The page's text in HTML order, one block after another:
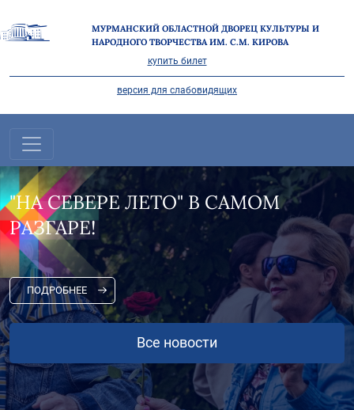
МУРМАНСКИЙ ОБЛАСТНОЙ ДВОРЕЦ КУЛЬТУРЫ И
НАРОДНОГО ТВОРЧЕСТВА ИМ. С.М. КИРОВА
купить билет
версия для слабовидящих
"НА СЕВЕРЕ ЛЕТО" В САМОМ
РАЗГАРЕ!
ПОДРОБНЕЕ
Все новости